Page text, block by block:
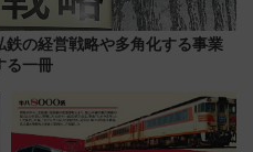
の経営戦略や多角化する事業
る一冊